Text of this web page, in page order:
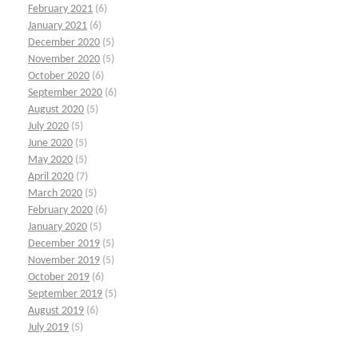
February 2021 (6)
January 2021 (6)
December 2020 (5)
November 2020 (5)
October 2020 (6)
September 2020 (6)
August 2020 (5)
July 2020 (5)
June 2020 (5)
May 2020 (5)
April 2020 (7)
March 2020 (5)
February 2020 (6)
January 2020 (5)
December 2019 (5)
November 2019 (5)
October 2019 (6)
September 2019 (5)
August 2019 (6)
July 2019 (5)